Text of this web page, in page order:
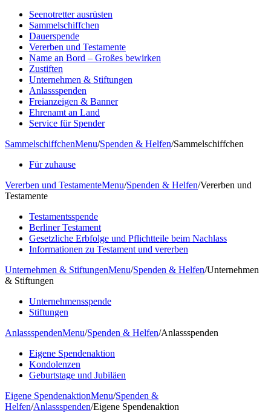
Seenotretter ausrüsten
Sammelschiffchen
Dauerspende
Vererben und Testamente
Name an Bord – Großes bewirken
Zustiften
Unternehmen & Stiftungen
Anlassspenden
Freianzeigen & Banner
Ehrenamt an Land
Service für Spender
SammelschiffchenMenu/Spenden & Helfen/Sammelschiffchen
Für zuhause
Vererben und TestamenteMenu/Spenden & Helfen/Vererben und
Testamente
Testamentsspende
Berliner Testament
Gesetzliche Erbfolge und Pflichtteile beim Nachlass
Informationen zu Testament und vererben
Unternehmen & StiftungenMenu/Spenden & Helfen/Unternehmen
& Stiftungen
Unternehmensspende
Stiftungen
AnlassspendenMenu/Spenden & Helfen/Anlassspenden
Eigene Spendenaktion
Kondolenzen
Geburtstage und Jubiläen
Eigene SpendenaktionMenu/Spenden &
Helfen/Anlassspenden/Eigene Spendenaktion